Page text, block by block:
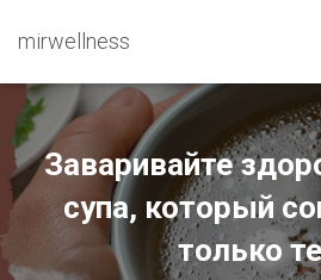
mirwellness
Заваривайте
супа, который
только